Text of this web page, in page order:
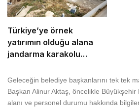
Türkiye’ye örnek
yatırımın olduğu alana
jandarma karakolu
Geleceğin belediye başkanlarını tek tek
Başkan Alinur Aktaş, öncelikle Büyükşehir
alanı ve personel durumu hakkında